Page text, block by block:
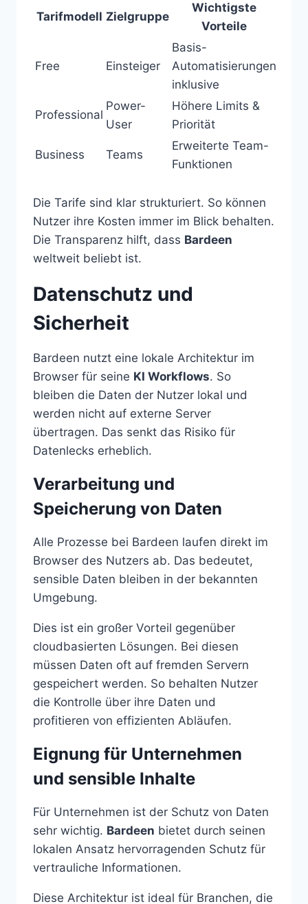
Tarifmodell Zielgruppe
Wichtigste
Vorteile
Free Einsteiger
Basis-
Automatisierungen
inklusive
Professional
Power-
User
Höhere Limits &
Priorität
Business Teams
Erweiterte Team-
Funktionen
Die Tarife sind klar strukturiert. So können
Nutzer ihre Kosten immer im Blick behalten.
Die Transparenz hilft, dass Bardeen
weltweit beliebt ist.
Datenschutz und
Sicherheit
Bardeen nutzt eine lokale Architektur im
Browser für seine KI Workflows. So
bleiben die Daten der Nutzer lokal und
werden nicht auf externe Server
übertragen. Das senkt das Risiko für
Datenlecks erheblich.
Verarbeitung und
Speicherung von Daten
Alle Prozesse bei Bardeen laufen direkt im
Browser des Nutzers ab. Das bedeutet,
sensible Daten bleiben in der bekannten
Umgebung.
Dies ist ein großer Vorteil gegenüber
cloudbasierten Lösungen. Bei diesen
müssen Daten oft auf fremden Servern
gespeichert werden. So behalten Nutzer
die Kontrolle über ihre Daten und
profitieren von effizienten Abläufen.
Eignung für Unternehmen
und sensible Inhalte
Für Unternehmen ist der Schutz von Daten
sehr wichtig. Bardeen bietet durch seinen
lokalen Ansatz hervorragenden Schutz für
vertrauliche Informationen.
Diese Architektur ist ideal für Branchen, die